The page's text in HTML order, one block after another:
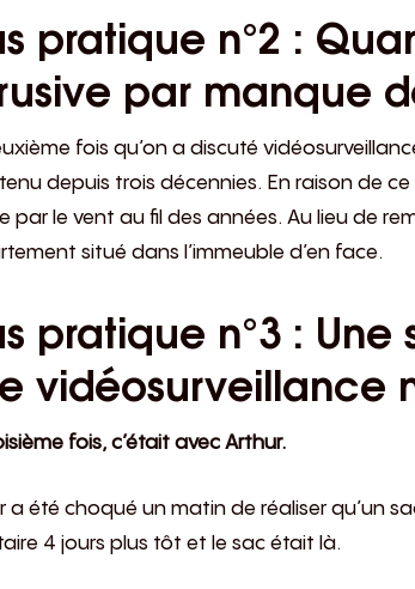
pratique n°2 :
par manque
fois qu’on a discuté
depuis trois décennies. En raison de
par le vent au fil des années. Au lieu de
situé dans l’immeuble d’en face.
pratique n°3 :
vidéosurveillance
fois, c’était avec Arthur.
a été choqué un matin de réaliser qu’un
4 jours plus tôt et le sac était là.